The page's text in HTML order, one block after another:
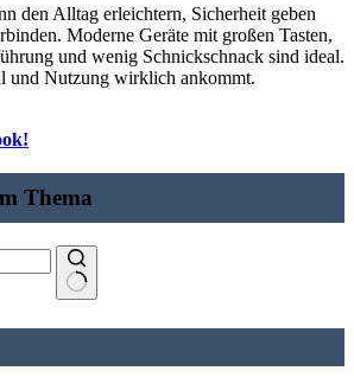
den Alltag erleichtern, Sicherheit geben
Moderne Geräte mit großen Tasten,
und wenig Schnickschnack sind ideal.
und Nutzung wirklich ankommt.
Thema